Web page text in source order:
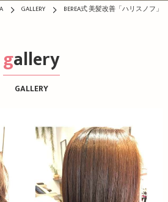
GALLERY BEREA式 美髪改善「ハリスノフ」
GALLERY
gallery